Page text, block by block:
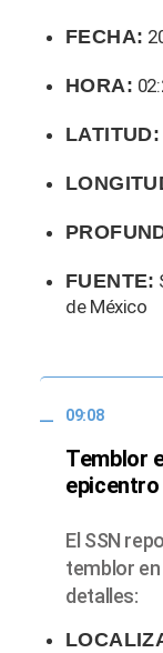
FECHA:
HORA:
LATITUD:
FUENTE:
de México
09:08
Temblor
El SSN
temblor en
detalles: